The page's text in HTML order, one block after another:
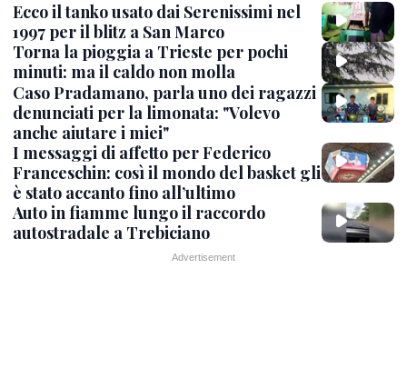
Ecco il tanko usato dai Serenissimi nel
1997 per il blitz a San Marco
Torna la pioggia a Trieste per pochi
minuti: ma il caldo non molla
Caso Pradamano, parla uno dei ragazzi
denunciati per la limonata: "Volevo
anche aiutare i miei"
I messaggi di affetto per Federico
Franceschin: così il mondo del basket gli
è stato accanto fino all’ultimo
Auto in fiamme lungo il raccordo
autostradale a Trebiciano